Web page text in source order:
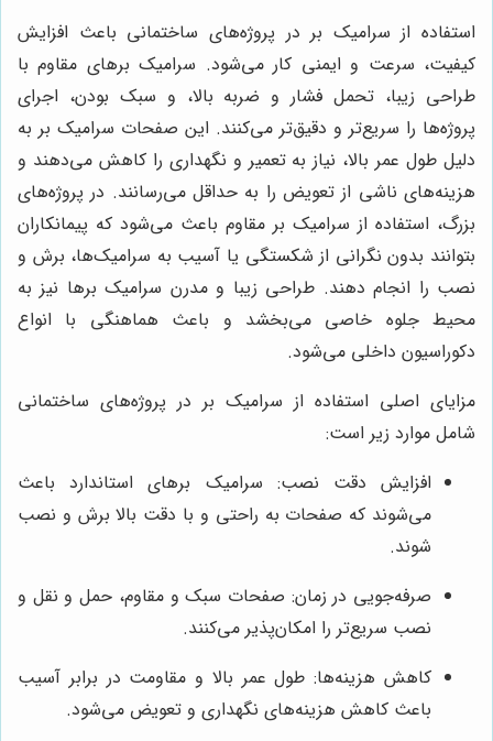
استفاده از سرامیک بر در پروژه‌های ساختمانی باعث افزایش
کیفیت، سرعت و ایمنی کار می‌شود. سرامیک برهای مقاوم با
طراحی زیبا، تحمل فشار و ضربه بالا، و سبک بودن، اجرای
پروژه‌ها را سریع‌تر و دقیق‌تر می‌کنند. این صفحات سرامیک بر به
دلیل طول عمر بالا، نیاز به تعمیر و نگهداری را کاهش می‌دهند و
هزینه‌های ناشی از تعویض را به حداقل می‌رسانند. در پروژه‌های
بزرگ، استفاده از سرامیک بر مقاوم باعث می‌شود که پیمانکاران
بتوانند بدون نگرانی از شکستگی یا آسیب به سرامیک‌ها، برش و
نصب را انجام دهند. طراحی زیبا و مدرن سرامیک برها نیز به
محیط جلوه خاصی می‌بخشد و باعث هماهنگی با انواع
دکوراسیون داخلی می‌شود.
مزایای اصلی استفاده از سرامیک بر در پروژه‌های ساختمانی
شامل موارد زیر است:
افزایش دقت نصب: سرامیک برهای استاندارد باعث
می‌شوند که صفحات به راحتی و با دقت بالا برش و نصب
شوند.
صرفه‌جویی در زمان: صفحات سبک و مقاوم، حمل و نقل و
نصب سریع‌تر را امکان‌پذیر می‌کنند.
کاهش هزینه‌ها: طول عمر بالا و مقاومت در برابر آسیب
باعث کاهش هزینه‌های نگهداری و تعویض می‌شود.